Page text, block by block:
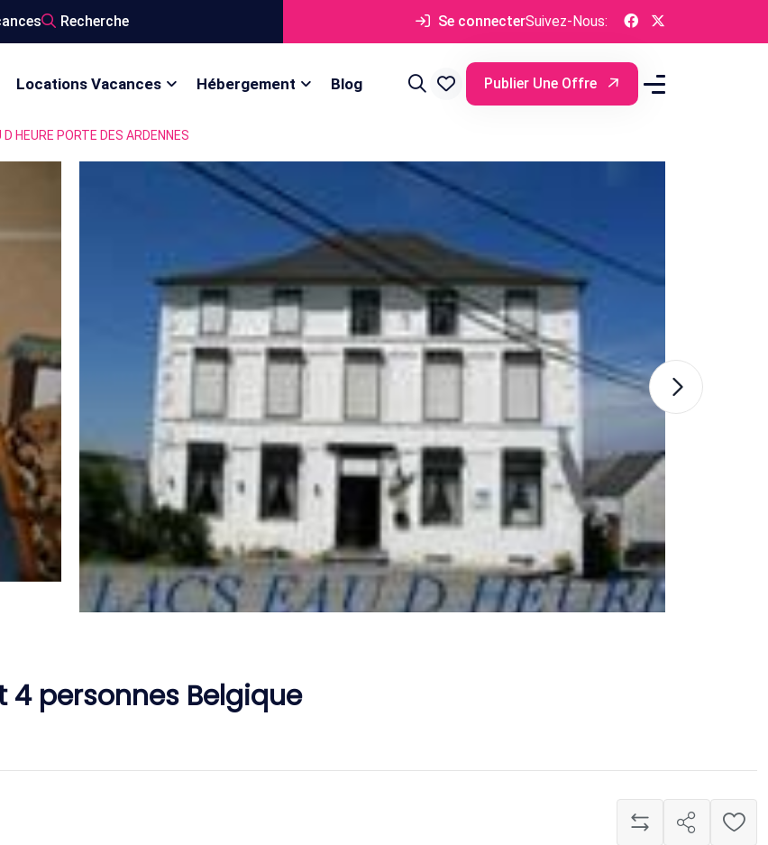
Recherche Se connecterSuivez-Nous:
Locations Vacances Hébergement Blog Publier Une Offre
HEURE PORTE DES ARDENNES
personnes Belgique